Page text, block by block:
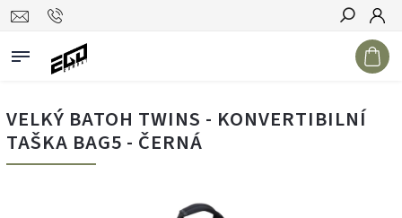
Hledat
VELKÝ BATOH TWINS - KONVERTIBILNÍ
TAŠKA BAG5 - ČERNÁ